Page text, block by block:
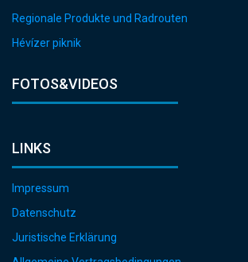
Regionale Produkte und Radrouten
Hévízer piknik
FOTOS&VIDEOS
LINKS
Impressum
Datenschutz
Juristische Erklärung